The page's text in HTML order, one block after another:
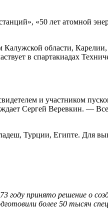
«50 лет атомной
Калужской области,
в спартакиадах
и участником
Сергей Веревкин. —
Турции, Египте. Для
принято решение о
более 50 тысяч